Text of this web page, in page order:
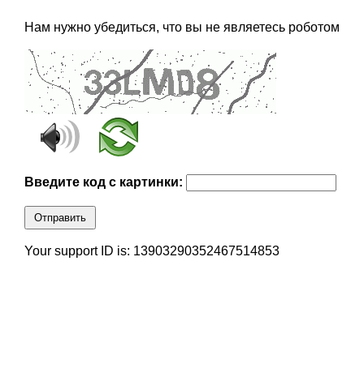
Нам нужно убедиться, что вы не являетесь роботом
Введите код с картинки:
Отправить
Your support ID is: 13903290352467514853